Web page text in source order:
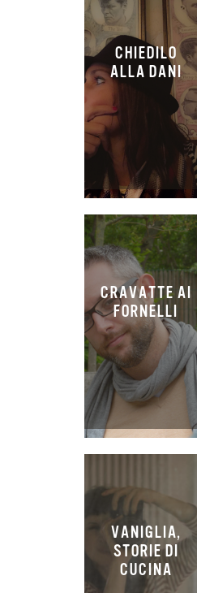
CHIEDILO
ALLA DANI
CRAVATTE AI
FORNELLI
VANIGLIA,
STORIE DI
CUCINA